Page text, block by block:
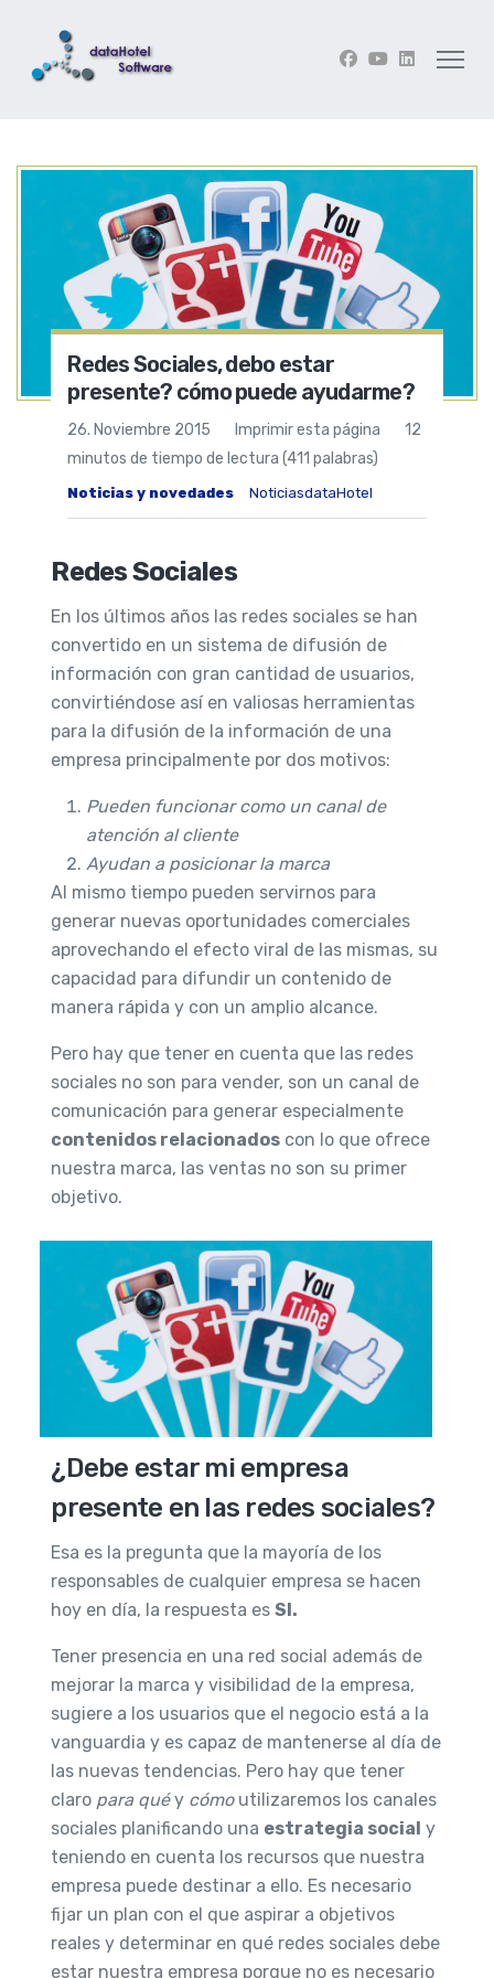
Redes Sociales, debo estar
presente? cómo puede ayudarme?
26. Noviembre 2015 Imprimir esta página
12
minutos de tiempo de lectura (411 palabras)
Noticias y novedades NoticiasdataHotel
Redes Sociales
En los últimos años las redes sociales se han
convertido en un sistema de difusión de
información con gran cantidad de usuarios,
convirtiéndose así en valiosas herramientas
para la difusión de la información de una
empresa principalmente por dos motivos:
Pueden funcionar como un canal de
atención al cliente
Ayudan a posicionar la marca
Al mismo tiempo pueden servirnos para
generar nuevas oportunidades comerciales
aprovechando el efecto viral de las mismas, su
capacidad para difundir un contenido de
manera rápida y con un amplio alcance.
Pero hay que tener en cuenta que las redes
sociales no son para vender, son un canal de
comunicación para generar especialmente
contenidos relacionados con lo que ofrece
nuestra marca, las ventas no son su primer
objetivo.
¿Debe estar mi empresa
presente en las redes sociales?
Esa es la pregunta que la mayoría de los
responsables de cualquier empresa se hacen
hoy en día, la respuesta esSI.
Tener presencia en una red social además de
mejorar la marca y visibilidad de la empresa,
sugiere a los usuarios que el negocio está a la
vanguardia y es capaz de mantenerse al día de
las nuevas tendencias. Pero hay que tener
claro para quéy cómoutilizaremos los canales
sociales planificando una estrategia social y
teniendo en cuenta los recursos que nuestra
empresa puede destinar a ello. Es necesario
fijar un plan con el que aspirar a objetivos
reales y determinar en qué redes sociales debe
estar nuestra empresa porque no es necesario